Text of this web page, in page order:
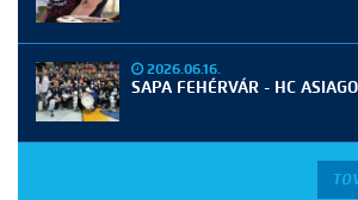
2026.06.16.
SAPA FEHÉRVÁR - HC ASIAGO